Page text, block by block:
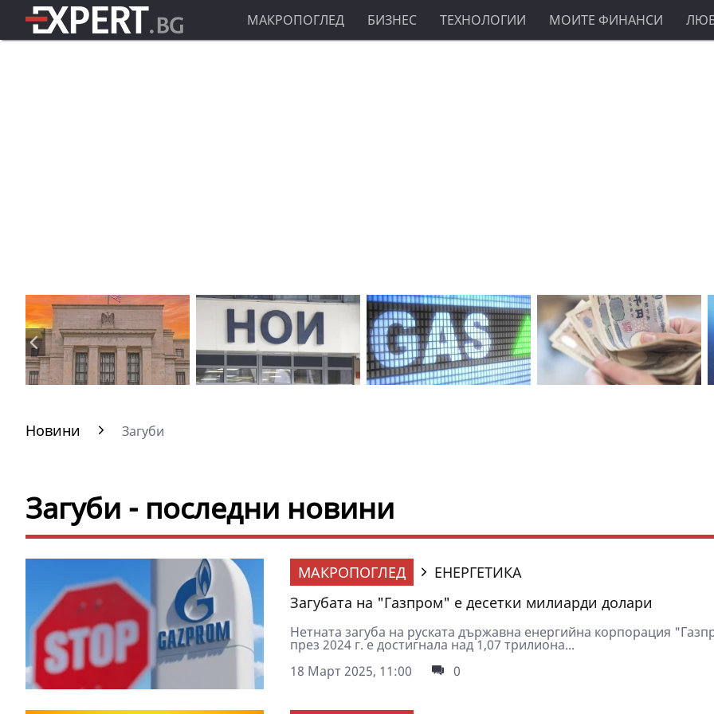
МАКРОПОГЛЕД БИЗНЕС ТЕХНОЛОГИИ МОИТЕ ФИНАНСИ
Новини Загуби
Загуби - последни новини
МАКРОПОГЛЕД
ЕНЕРГЕТИКА
Загубата на "Газпром" е десетки милиарди долари
Нетната загуба на руската държавна енергийна корпорация
през 2024 г. е достигнала над 1,07 трилиона...
18 Март 2025, 11:00
0